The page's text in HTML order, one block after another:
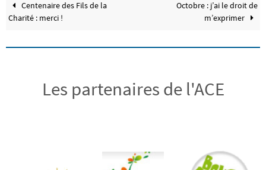
Centenaire des Fils de la
Charité : merci !
Octobre : j’ai le droit de
m’exprimer
Les partenaires de l'ACE